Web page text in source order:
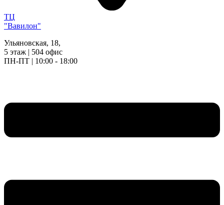
ТЦ
"Вавилон"
Ульяновская, 18,
5 этаж | 504 офис
ПН-ПТ | 10:00 - 18:00